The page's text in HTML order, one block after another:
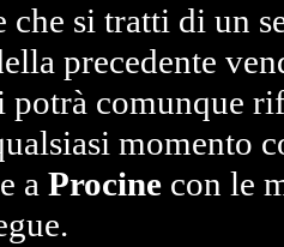
che si tratti di un
precedente
potrà comunque
momento
a Procine con le